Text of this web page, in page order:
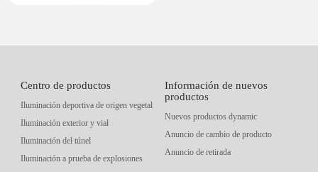
Centro de productos
Iluminación deportiva de origen vegetal
Iluminación exterior y vial
Iluminación del túnel
Iluminación a prueba de explosiones
Información de nuevos
productos
Nuevos productos dynamic
Anuncio de cambio de producto
Anuncio de retirada